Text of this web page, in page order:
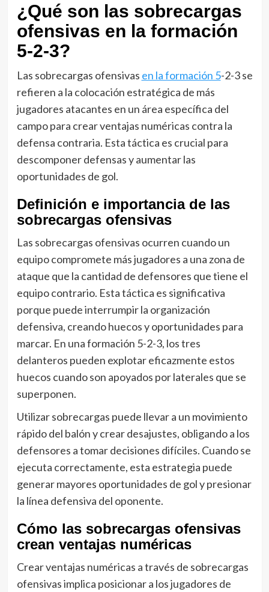
¿Qué son las sobrecargas
ofensivas en la formación
5-2-3?
Las sobrecargas ofensivas en la formación 5-2-3 se
refieren a la colocación estratégica de más
jugadores atacantes en un área específica del
campo para crear ventajas numéricas contra la
defensa contraria. Esta táctica es crucial para
descomponer defensas y aumentar las
oportunidades de gol.
Definición e importancia de las
sobrecargas ofensivas
Las sobrecargas ofensivas ocurren cuando un
equipo compromete más jugadores a una zona de
ataque que la cantidad de defensores que tiene el
equipo contrario. Esta táctica es significativa
porque puede interrumpir la organización
defensiva, creando huecos y oportunidades para
marcar. En una formación 5-2-3, los tres
delanteros pueden explotar eficazmente estos
huecos cuando son apoyados por laterales que se
superponen.
Utilizar sobrecargas puede llevar a un movimiento
rápido del balón y crear desajustes, obligando a los
defensores a tomar decisiones difíciles. Cuando se
ejecuta correctamente, esta estrategia puede
generar mayores oportunidades de gol y presionar
la línea defensiva del oponente.
Cómo las sobrecargas ofensivas
crean ventajas numéricas
Crear ventajas numéricas a través de sobrecargas
ofensivas implica posicionar a los jugadores de